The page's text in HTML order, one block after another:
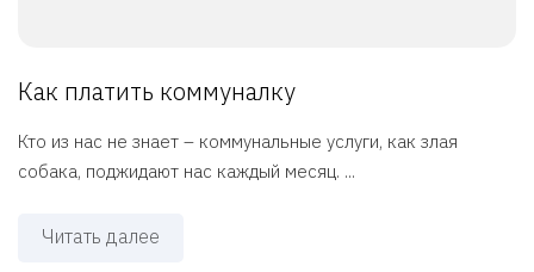
Как платить коммуналку
Кто из нас не знает – коммунальные услуги, как злая
собака, поджидают нас каждый месяц. ...
Читать далее